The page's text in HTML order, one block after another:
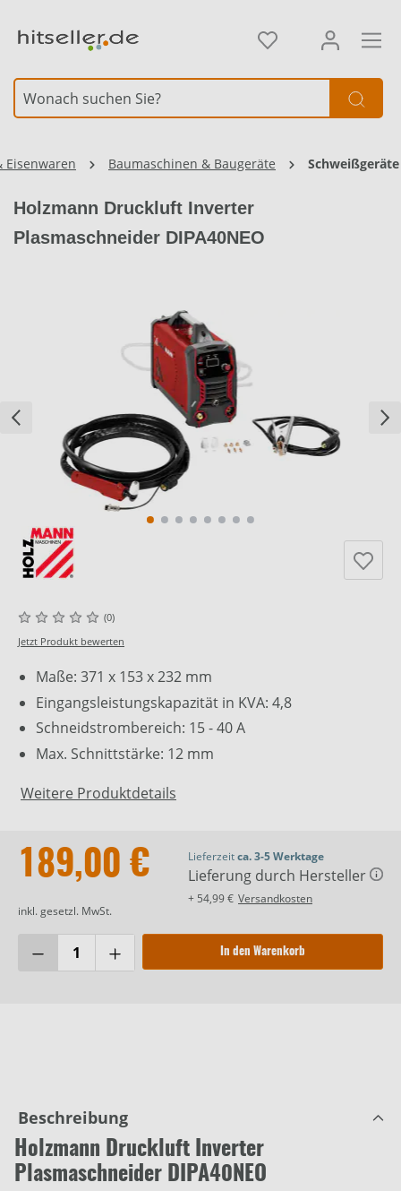
Eisenwaren Baumaschinen & Baugeräte Schweißgeräte
Holzmann Druckluft Inverter
Plasmaschneider DIPA40NEO
(0)
Jetzt Produkt bewerten
Maße: 371 x 153 x 232 mm
Eingangsleistungskapazität in KVA: 4,8
Schneidstrombereich: 15 - 40 A
Max. Schnittstärke: 12 mm
Weitere Produktdetails
189,00 €
inkl. gesetzl. MwSt.
Lieferzeitca. 3-5 Werktage
Lieferung durch Hersteller
+ 54,99 € Versandkosten
In den Warenkorb
Beschreibung
Holzmann Druckluft Inverter
Plasmaschneider DIPA40NEO